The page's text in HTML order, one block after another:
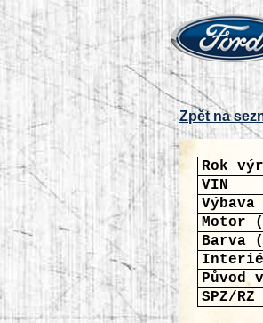
Zpět na
Rok
VIN
Výbava
Motor
Barva
Původ
SPZ/